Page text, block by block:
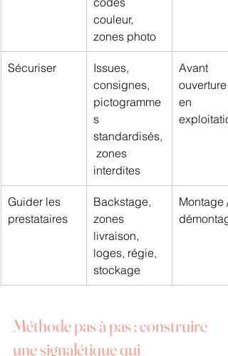
couleur,
zones photo
Sécuriser
Issues,
consignes,
pictogramme
s
standardisés,
zones
interdites
Avant
ouverture
en
Guider les
prestataires
Backstage,
zones
livraison,
loges, régie,
stockage
Montage /
Méthode pas à pas : construire
une signalétique qui